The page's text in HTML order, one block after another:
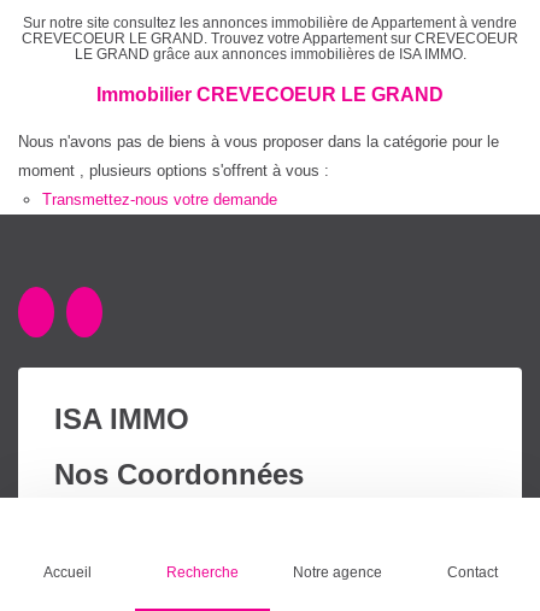
Accueil Recherche Notre agence Contact
Sur notre site consultez les annonces immobilière de Appartement à vendre
CREVECOEUR LE GRAND. Trouvez votre Appartement sur CREVECOEUR
LE GRAND grâce aux annonces immobilières de ISA IMMO.
Immobilier CREVECOEUR LE GRAND
Nous n'avons pas de biens à vous proposer dans la catégorie pour le
moment , plusieurs options s'offrent à vous :
Transmettez-nous votre demande
ISA IMMO
Nos Coordonnées